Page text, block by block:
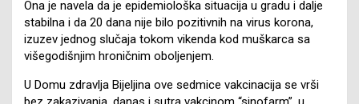
Ona je navela da je epidemiološka situacija u gradu i dalje
stabilna i da 20 dana nije bilo pozitivnih na virus korona,
izuzev jednog slučaja tokom vikenda kod muškarca sa
višegodišnjim hroničnim oboljenjem.
U Domu zdravlja Bijeljina ove sedmice vakcinacija se vrši